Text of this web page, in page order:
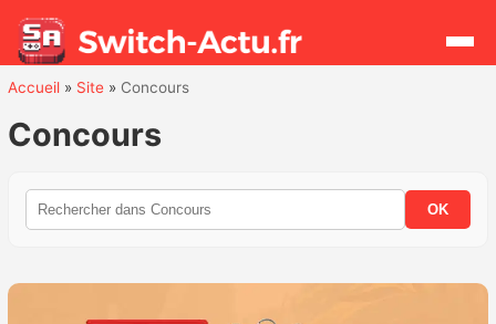
Actualités
Hardware
Accueil» Site» Concours
Concours
OK